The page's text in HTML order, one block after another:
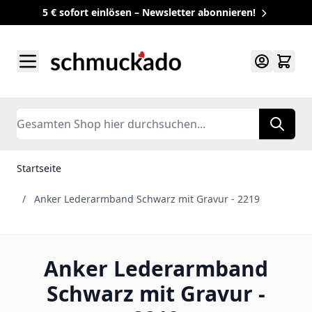
5 € sofort einlösen – Newsletter abonnieren!
Search
Startseite
/ Anker Lederarmband Schwarz mit Gravur - 2219
Anker Lederarmband
Schwarz mit Gravur -